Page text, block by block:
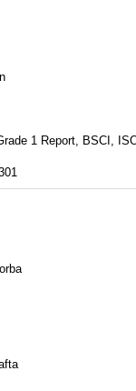
1 Report, BSCI,